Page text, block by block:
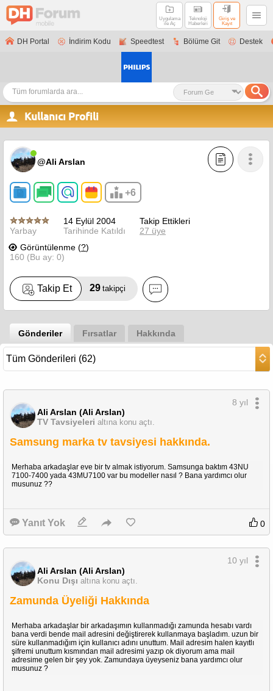
Uygulama
ile Aç
Teknoloji
Haberleri
Giriş ve
Kayıt
DH Portal İndirim Kodu Speedtest Bölüme Git Destek
Kullanıcı Profili
@Ali Arslan
+6
Yarbay
14 Eylül 2004
Tarihinde Katıldı
Takip Ettikleri
27 üye
Görüntülenme (?)
160 (Bu ay: 0)
Takip Et 29 takipçi
Gönderiler Fırsatlar Hakkında
Ali Arslan (Ali Arslan)
TV Tavsiyeleri altına konu açtı.
8 yıl
Samsung marka tv tavsiyesi hakkında.
Merhaba arkadaşlar eve bir tv almak istiyorum. Samsunga baktım 43NU
7100-7400 yada 43MU7100 var bu modeller nasıl ? Bana yardımcı olur
musunuz ??
Yanıt Yok 0
Ali Arslan (Ali Arslan)
Konu Dışı altına konu açtı.
10 yıl
Zamunda Üyeliği Hakkında
Merhaba arkadaşlar bir arkadaşımın kullanmadığı zamunda hesabı vardı
bana verdi bende mail adresini değiştirerek kullanmaya başladım. uzun bir
süre kullanmadığım için kullanıcı adını unuttum. Mail adresim halen kayıtlı
şifremi unuttum kısmından mail adresimi yazıp ok diyorum ama mail
adresime gelen bir şey yok. Zamundaya üyeyseniz bana yardımcı olur
musunuz ?